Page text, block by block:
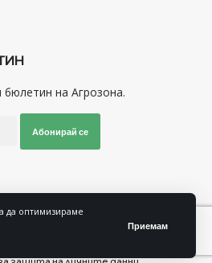
да оптимизираме
Приемам
на Агрозона.
Абонирай се
за използване на “Бисквитки”